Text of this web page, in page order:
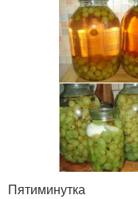
Пятиминутка